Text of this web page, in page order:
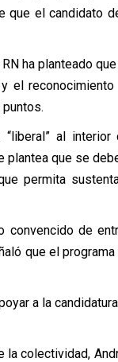
que el candidato
ha planteado
el
al
que se
permita
de
que el
a la
colectividad,